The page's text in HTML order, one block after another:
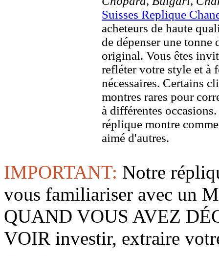
Suisses Replique
acheteurs de haute
de dépenser une
original. Vous êtes
refléter votre style et à
nécessaires. Certains
montres rares pour
à différentes
réplique montre
aimé d'autres.
IMPORTANT: Notre
vous familiariser avec un
QUAND VOUS AVEZ
VOIR investir, extraire